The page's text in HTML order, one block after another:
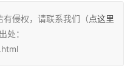
侵权，请联系我们（点这里
处：